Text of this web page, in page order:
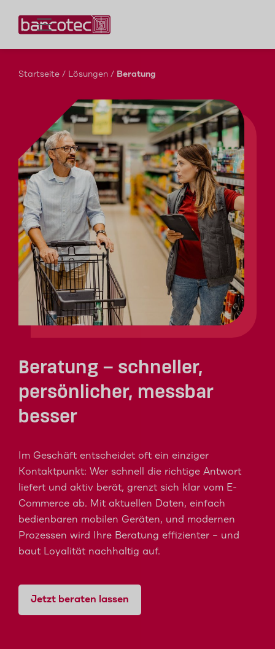
Startseite / Lösungen / Beratung
Beratung – schneller,
persönlicher, messbar
besser
Im Geschäft entscheidet oft ein einziger
Kontaktpunkt: Wer schnell die richtige Antwort
liefert und aktiv berät, grenzt sich klar vom E-
Commerce ab. Mit aktuellen Daten, einfach
bedienbaren mobilen Geräten, und modernen
Prozessen wird Ihre Beratung effizienter – und
baut Loyalität nachhaltig auf.
Jetzt beraten lassen
Kontaktieren Sie uns!